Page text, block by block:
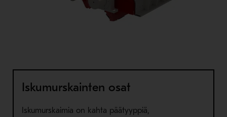
Iskumurskainten osat
Iskumurskaimia on kahta päätyyppiä,